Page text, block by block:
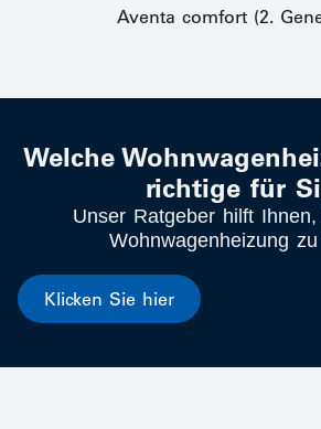
Aventa comfort (2.
Welche
richtige für
Unser Ratgeber hilft
Wohnwagenheizung
Klicken Sie hier